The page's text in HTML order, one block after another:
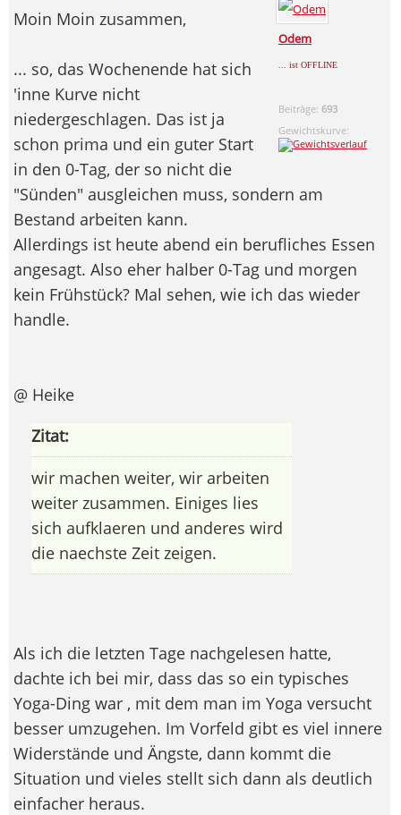
Odem
... ist OFFLINE
Beiträge: 693
Gewichtskurve:
Moin Moin zusammen,
... so, das Wochenende hat sich
'inne Kurve nicht
niedergeschlagen. Das ist ja
schon prima und ein guter Start
in den 0-Tag, der so nicht die
"Sünden" ausgleichen muss, sondern am
Bestand arbeiten kann.
Allerdings ist heute abend ein berufliches Essen
angesagt. Also eher halber 0-Tag und morgen
kein Frühstück? Mal sehen, wie ich das wieder
handle.
@ Heike
Zitat:
wir machen weiter, wir arbeiten
weiter zusammen. Einiges lies
sich aufklaeren und anderes wird
die naechste Zeit zeigen.
Als ich die letzten Tage nachgelesen hatte,
dachte ich bei mir, dass das so ein typisches
Yoga-Ding war , mit dem man im Yoga versucht
besser umzugehen. Im Vorfeld gibt es viel innere
Widerstände und Ängste, dann kommt die
Situation und vieles stellt sich dann als deutlich
einfacher heraus.